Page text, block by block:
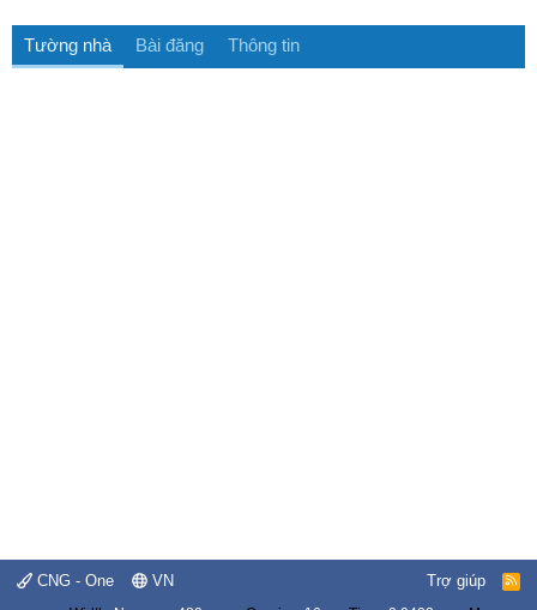
Tường nhà Bài đăng Thông tin
CNG - One VN Trợ giúp
R